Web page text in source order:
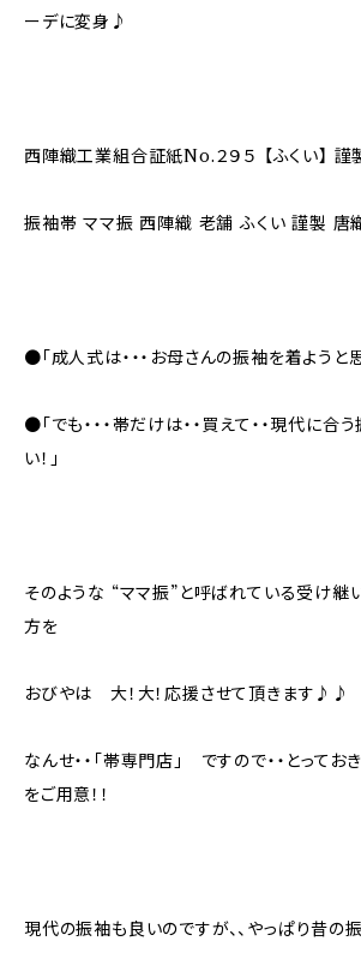
ーデに変身♪
西陣織工業組合証紙No.２９５ 【ふくい】 謹
振袖帯 ママ振 西陣織 老舗 ふくい 謹製 唐
●「成人式は・・・お母さんの振袖を着ようと思
●「でも・・・帯だけは・・買えて・・現代に合
い！」
そのような “ママ振”と呼ばれている受け継
方を
おびやは 大！大！応援させて頂きます♪♪
なんせ・・「帯専門店」 ですので・・とって
をご用意！！
現代の振袖も良いのですが、、やっぱり昔の振